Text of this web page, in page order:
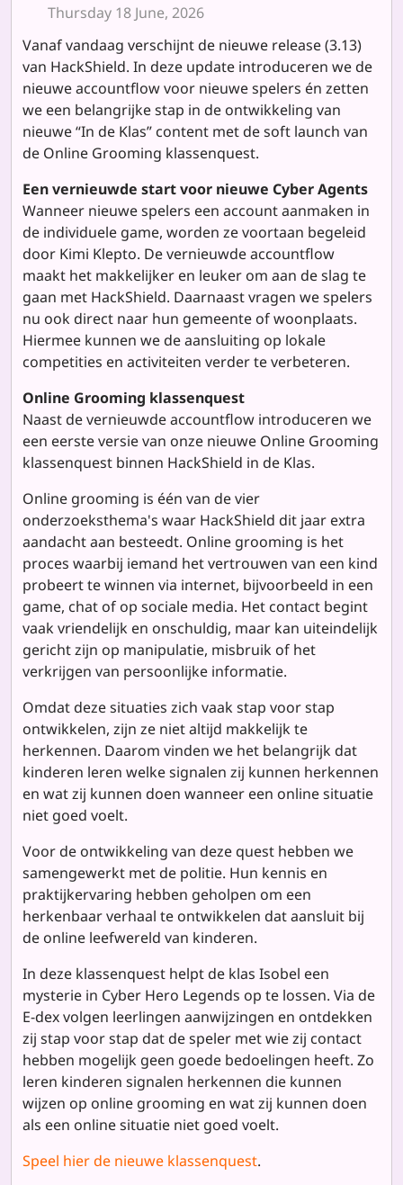
Thursday 18 June, 2026
Vanaf vandaag verschijnt de nieuwe release (3.13)
van HackShield. In deze update introduceren we de
nieuwe accountflow voor nieuwe spelers én zetten
we een belangrijke stap in de ontwikkeling van
nieuwe “In de Klas” content met de soft launch van
de Online Grooming klassenquest.
Een vernieuwde start voor nieuwe Cyber Agents
Wanneer nieuwe spelers een account aanmaken in
de individuele game, worden ze voortaan begeleid
door Kimi Klepto. De vernieuwde accountflow
maakt het makkelijker en leuker om aan de slag te
gaan met HackShield. Daarnaast vragen we spelers
nu ook direct naar hun gemeente of woonplaats.
Hiermee kunnen we de aansluiting op lokale
competities en activiteiten verder te verbeteren.
Online Grooming klassenquest
Naast de vernieuwde accountflow introduceren we
een eerste versie van onze nieuwe Online Grooming
klassenquest binnen HackShield in de Klas.
Online grooming is één van de vier
onderzoeksthema's waar HackShield dit jaar extra
aandacht aan besteedt. Online grooming is het
proces waarbij iemand het vertrouwen van een kind
probeert te winnen via internet, bijvoorbeeld in een
game, chat of op sociale media. Het contact begint
vaak vriendelijk en onschuldig, maar kan uiteindelijk
gericht zijn op manipulatie, misbruik of het
verkrijgen van persoonlijke informatie.
Omdat deze situaties zich vaak stap voor stap
ontwikkelen, zijn ze niet altijd makkelijk te
herkennen. Daarom vinden we het belangrijk dat
kinderen leren welke signalen zij kunnen herkennen
en wat zij kunnen doen wanneer een online situatie
niet goed voelt.
Voor de ontwikkeling van deze quest hebben we
samengewerkt met de politie. Hun kennis en
praktijkervaring hebben geholpen om een
herkenbaar verhaal te ontwikkelen dat aansluit bij
de online leefwereld van kinderen.
In deze klassenquest helpt de klas Isobel een
mysterie in Cyber Hero Legends op te lossen. Via de
E-dex volgen leerlingen aanwijzingen en ontdekken
zij stap voor stap dat de speler met wie zij contact
hebben mogelijk geen goede bedoelingen heeft. Zo
leren kinderen signalen herkennen die kunnen
wijzen op online grooming en wat zij kunnen doen
als een online situatie niet goed voelt.
Speel hier de nieuwe klassenquest.